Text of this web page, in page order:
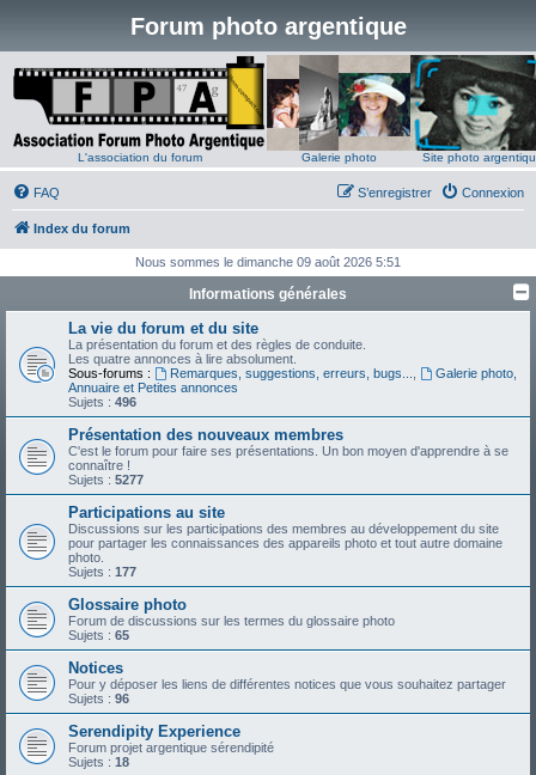
Forum photo argentique
L'association du forum Galerie photo Site photo
FAQ Connexion
S’enregistrer
Index du forum
Nous sommes le dimanche 09 août 2026 5:51
Informations générales
La vie du forum et du site
La présentation du forum et des règles de conduite.
Les quatre annonces à lire absolument.
Sous-forums :
Remarques, suggestions, erreurs, bugs...
Galerie photo,
Annuaire et Petites annonces
Sujets : 496
Présentation des nouveaux membres
C'est le forum pour faire ses présentations. Un bon moyen d'apprendre à se
connaître !
Sujets : 5277
Participations au site
Discussions sur les participations des membres au développement du site
pour partager les connaissances des appareils photo et tout autre domaine
photo.
Sujets : 177
Glossaire photo
Forum de discussions sur les termes du glossaire photo
Sujets : 65
Notices
Pour y déposer les liens de différentes notices que vous souhaitez partager
Sujets : 96
Serendipity Experience
Forum projet argentique sérendipité
Sujets : 18